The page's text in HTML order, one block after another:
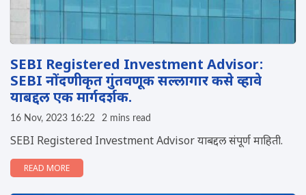
SEBI Registered Investment Advisor:
SEBI नोंदणीकृत गुंतवणूक सल्लागार कसे व्हावे
याबद्दल एक मार्गदर्शक.
16 Nov, 2023 16:22 2 mins read
SEBI Registered Investment Advisor याबद्दल संपूर्ण माहिती.
READ MORE